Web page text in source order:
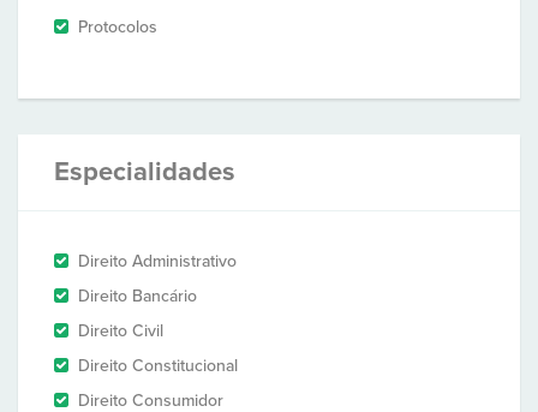
Protocolos
Especialidades
Direito Administrativo
Direito Bancário
Direito Civil
Direito Constitucional
Direito Consumidor